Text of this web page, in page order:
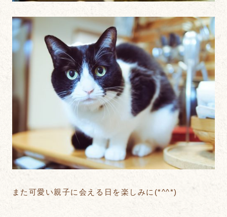
また可愛い親子に会える日を楽しみに(*^^*)